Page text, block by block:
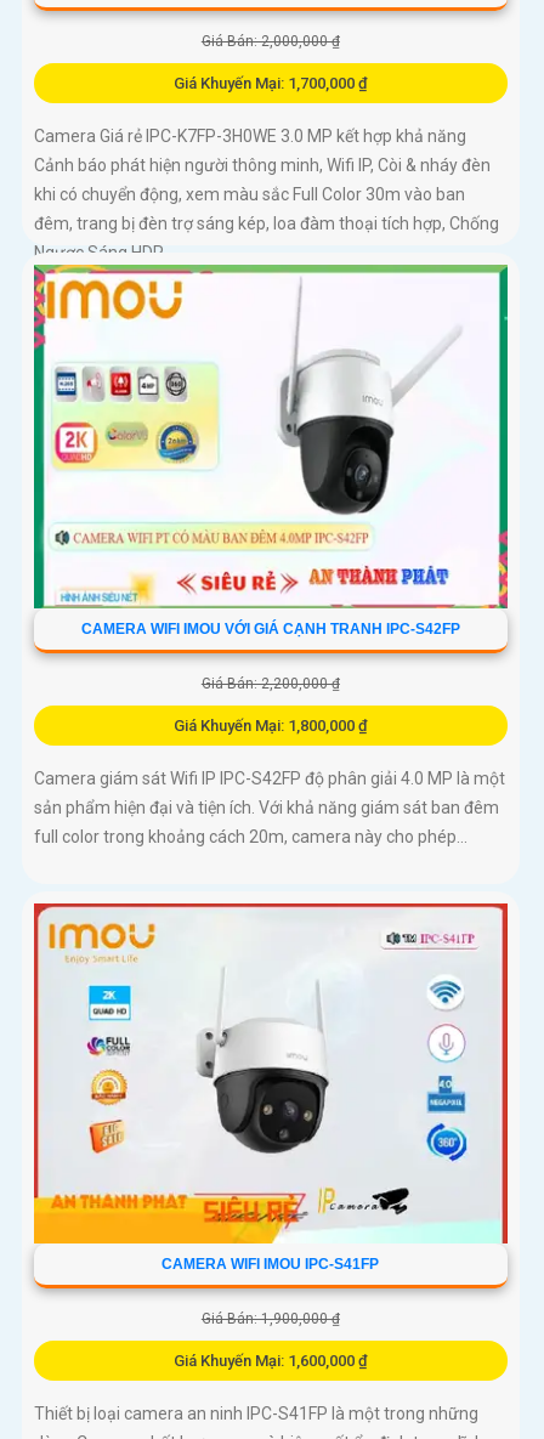
Giá Bán: 2,000,000 ₫
Giá Khuyến Mại: 1,700,000 ₫
Camera Giá rẻ IPC-K7FP-3H0WE 3.0 MP kết hợp khả năng
Cảnh báo phát hiện người thông minh, Wifi IP, Còi & nháy đèn
khi có chuyển động, xem màu sắc Full Color 30m vào ban
đêm, trang bị đèn trợ sáng kép, loa đàm thoại tích hợp, Chống
Ngược Sáng HDR
CAMERA WIFI IMOU VỚI GIÁ CẠNH TRANH IPC-S42FP
Giá Bán: 2,200,000 ₫
Giá Khuyến Mại: 1,800,000 ₫
Camera giám sát Wifi IP IPC-S42FP độ phân giải 4.0 MP là một
sản phẩm hiện đại và tiện ích. Với khả năng giám sát ban đêm
full color trong khoảng cách 20m, camera này cho phép...
CAMERA WIFI IMOU IPC-S41FP
Giá Bán: 1,900,000 ₫
Giá Khuyến Mại: 1,600,000 ₫
Thiết bị loại camera an ninh IPC-S41FP là một trong những